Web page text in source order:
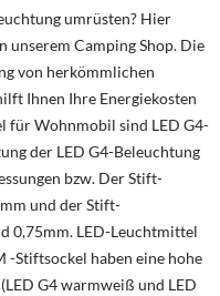
umrüsten? Hier
unserem Camping Shop. Die
von herkömmlichen
Ihnen Ihre Energiekosten
für Wohnmobil sind LED G4-
der LED G4-Beleuchtung
bzw. Der Stift-
und der Stift-
0,75mm. LED-Leuchtmittel
-Stiftsockel haben eine hohe
G4 warmweiß und LED